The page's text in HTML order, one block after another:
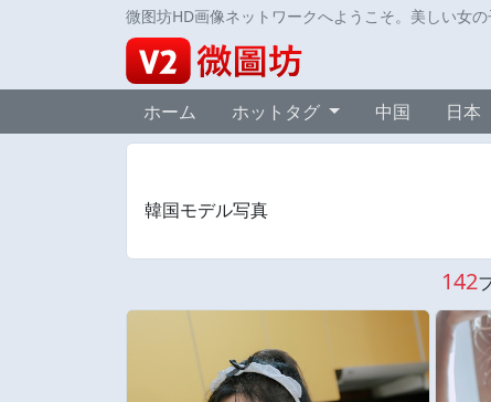
微图坊HD画像ネットワークへようこそ。美しい女
ホーム ホットタグ 中国 日本
韓国モデル写真
142